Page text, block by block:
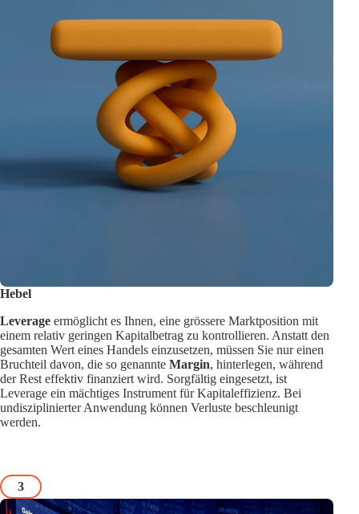
Hebel
Leverage ermöglicht es Ihnen, eine grössere Marktposition mit
einem relativ geringen Kapitalbetrag zu kontrollieren. Anstatt den
gesamten Wert eines Handels einzusetzen, müssen Sie nur einen
Bruchteil davon, die so genannte Margin, hinterlegen, während
der Rest effektiv finanziert wird. Sorgfältig eingesetzt, ist
Leverage ein mächtiges Instrument für Kapitaleffizienz. Bei
undisziplinierter Anwendung können Verluste beschleunigt
werden.
3